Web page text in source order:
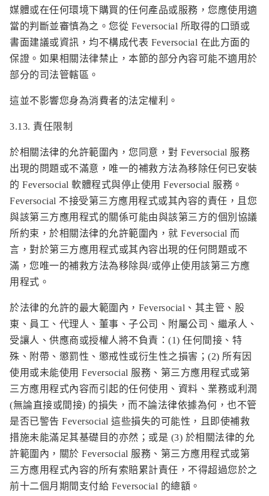
媒體或在任何環境下購買的任何產品或服務，您應使用適
當的判斷並審慎為之。您從 Feversocial 所取得的口頭或
書面建議或資訊，均不構成代表 Feversocial 在此方面的
保證。如果相關法律禁止，本節的部分內容可能不適用於
部分的司法管轄區。
這並不影響您身為消費者的法定權利。
3.13. 責任限制
於相關法律的允許範圍內，您同意，對 Feversocial 服務
出現的問題或不滿意，唯一的補救方法為移除任何已安裝
的 Feversocial 軟體程式與停止使用 Feversocial 服務。
Feversocial 不接受第三方應用程式或其內容的責任，且您
與該第三方應用程式的關係可能由與該第三方的個別協議
所約束，於相關法律的允許範圍內，就 Feversocial 而
言，對於第三方應用程式或其內容出現的任何問題或不
滿，您唯一的補救方法為移除與/或停止使用該第三方應
用程式。
於法律的允許的最大範圍內，Feversocial、其主管、股
東、員工、代理人、董事、子公司、附屬公司、繼承人、
受讓人、供應商或授權人將不負責：(1) 任何間接、特
殊、附帶、懲罰性、懲戒性或衍生性之損害；(2) 所有因
使用或未能使用 Feversocial 服務、第三方應用程式或第
三方應用程式內容而引起的任何使用、資料、業務或利潤
(無論直接或間接) 的損失，而不論法律依據為何，也不管
是否已警告 Feversocial 這些損失的可能性，且即使補救
措施未能滿足其基礎目的亦然；或是 (3) 於相關法律的允
許範圍內，關於 Feversocial 服務、第三方應用程式或第
三方應用程式內容的所有索賠累計責任，不得超過您於之
前十二個月期間支付給 Feversocial 的總額。